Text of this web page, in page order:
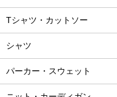
Tシャツ・カットソー
シャツ
パーカー・スウェット